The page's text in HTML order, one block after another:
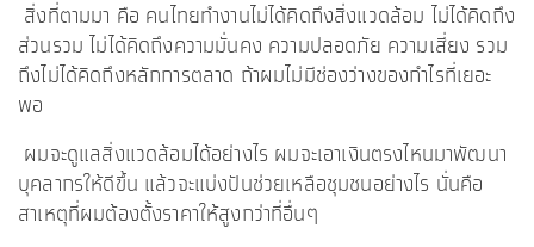
สิ่งที่ตามมา คือ คนไทยทำงานไม่ได้คิดถึงสิ่งแวดล้อม ไม่ได้คิดถึง
ส่วนรวม ไม่ได้คิดถึงความมั่นคง ความปลอดภัย ความเสี่ยง รวม
ถึงไม่ได้คิดถึงหลักการตลาด ถ้าผมไม่มีช่องว่างของกำไรที่เยอะ
พอ
ผมจะดูแลสิ่งแวดล้อมได้อย่างไร ผมจะเอาเงินตรงไหนมาพัฒนา
บุคลากรให้ดีขึ้น แล้วจะแบ่งปันช่วยเหลือชุมชนอย่างไร นั่นคือ
สาเหตุที่ผมต้องตั้งราคาให้สูงกว่าที่อื่นๆ